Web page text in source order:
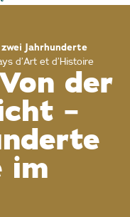
Jahrhunderte
d’Art et d’Histoire
der
–
im